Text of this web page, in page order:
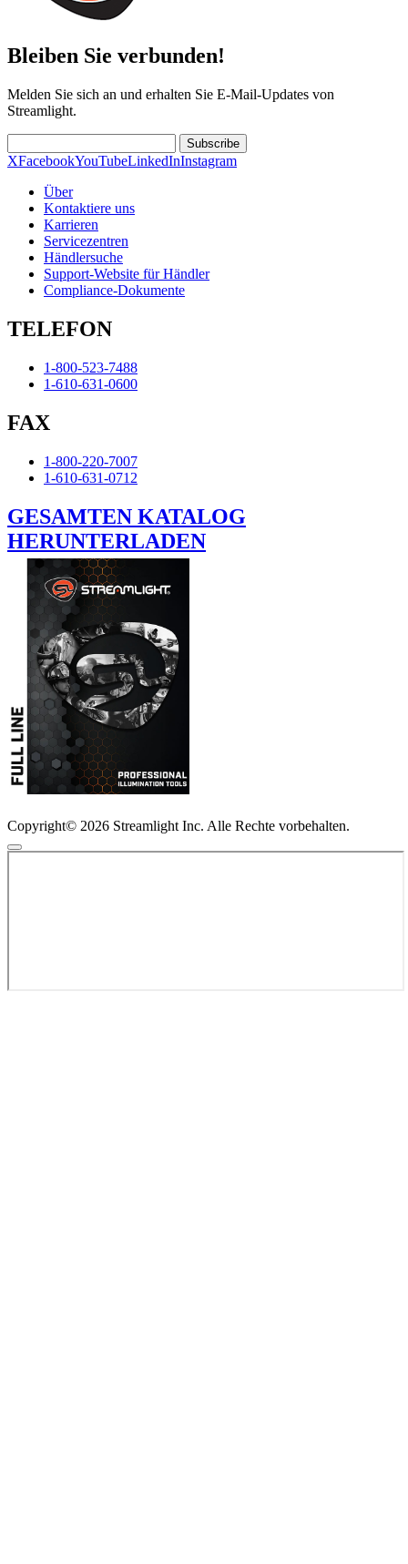
Bleiben Sie verbunden!
Melden Sie sich an und erhalten Sie E-Mail-Updates von
Streamlight.
Subscribe
XFacebookYouTubeLinkedInInstagram
Über
Kontaktiere uns
Karrieren
Servicezentren
Händlersuche
Support-Website für Händler
Compliance-Dokumente
TELEFON
1-800-523-7488
1-610-631-0600
FAX
1-800-220-7007
1-610-631-0712
GESAMTEN KATALOG
HERUNTERLADEN
Copyright© 2026 Streamlight Inc. Alle Rechte vorbehalten.